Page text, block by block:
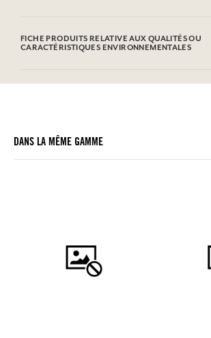
FICHE PRODUITS RELATIVE AUX QUALITÉS OU
CARACTÉRISTIQUES ENVIRONNEMENTALES
DANS LA MÊME GAMME